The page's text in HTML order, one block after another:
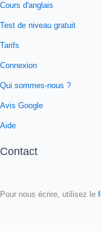
Cours d'anglais
Test de niveau gratuit
Tarifs
Connexion
Qui sommes-nous ?
Avis Google
Aide
Contact
Pour nous écrire, utilisez le